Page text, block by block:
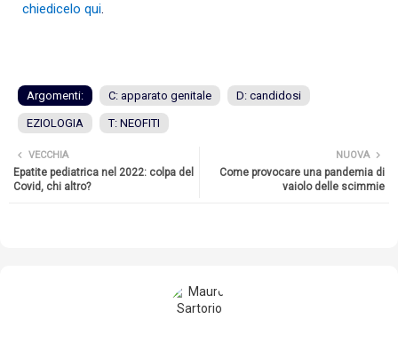
chiedicelo qui.
Argomenti: C: apparato genitale D: candidosi
EZIOLOGIA T: NEOFITI
NUOVA
Come provocare una pandemia di
vaiolo delle scimmie
VECCHIA
Epatite pediatrica nel 2022: colpa del
Covid, chi altro?